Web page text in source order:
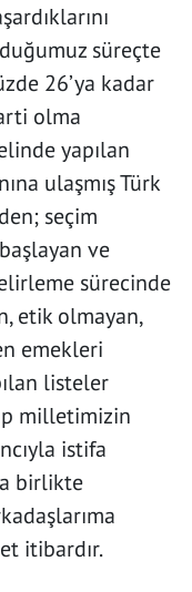
süreçte
26’ya kadar
olma
yapılan
ulaşmış Türk
seçim
ve
sürecinde
etik olmayan,
emekleri
listeler
milletimizin
istifa
birlikte
itibardır.